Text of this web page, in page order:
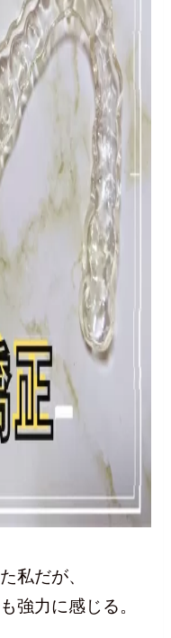
私だが、
強力に感じる。